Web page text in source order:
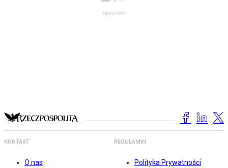
KONTAKT
O nas
REGULAMIN
Polityka Prywatności